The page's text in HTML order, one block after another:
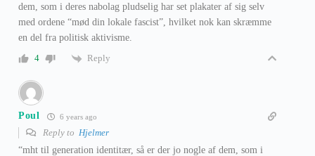
dem, som i deres nabolag pludselig har set plakater af sig selv
med ordene “mød din lokale fascist”, hvilket nok kan skræmme
en del fra politisk aktivisme.
4
Reply
Poul 6 years ago
Reply to Hjelmer
“mht til generation identitær, så er der jo nogle af dem, som i